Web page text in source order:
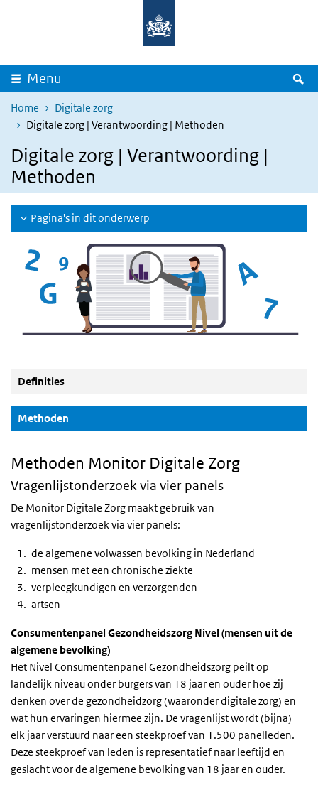
Overslaan en naar de inhoud gaan
Menu
Home
Digitale zorg
Digitale zorg | Verantwoording | Methoden
Digitale zorg | Verantwoording |
Methoden
Pagina's in dit onderwerp
Definities
Methoden
Methoden Monitor Digitale Zorg
Vragenlijstonderzoek via vier panels
De Monitor Digitale Zorg maakt gebruik van
vragenlijstonderzoek via vier panels:
de algemene volwassen bevolking in Nederland
mensen met een chronische ziekte
verpleegkundigen en verzorgenden
artsen
Consumentenpanel Gezondheidszorg Nivel (mensen uit de
algemene bevolking)
Het Nivel Consumentenpanel Gezondheidszorg peilt op
landelijk niveau onder burgers van 18 jaar en ouder hoe zij
denken over de gezondheidzorg (waaronder digitale zorg) en
wat hun ervaringen hiermee zijn. De vragenlijst wordt (bijna)
elk jaar verstuurd naar een steekproef van 1.500 panelleden.
Deze steekproef van leden is representatief naar leeftijd en
geslacht voor de algemene bevolking van 18 jaar en ouder.